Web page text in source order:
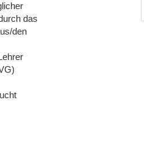
das
den